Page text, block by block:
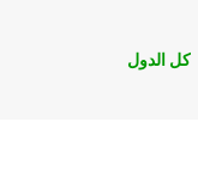
كل الدول